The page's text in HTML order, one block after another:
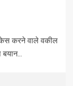
केस करने वाले वकील